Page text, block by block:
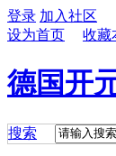
登录 加入社区
设为首页
收藏
德国开
搜索